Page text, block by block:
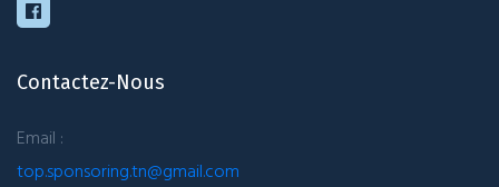
Contactez-Nous
Email :
top.sponsoring.tn@gmail.com